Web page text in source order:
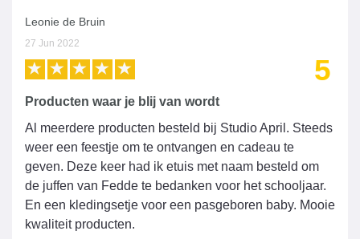
Leonie de Bruin
27 Jun 2022
5
Producten waar je blij van wordt
Al meerdere producten besteld bij Studio April. Steeds
weer een feestje om te ontvangen en cadeau te
geven. Deze keer had ik etuis met naam besteld om
de juffen van Fedde te bedanken voor het schooljaar.
En een kledingsetje voor een pasgeboren baby. Mooie
kwaliteit producten.